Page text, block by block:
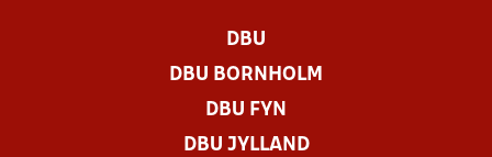
DBU
DBU BORNHOLM
DBU FYN
DBU JYLLAND